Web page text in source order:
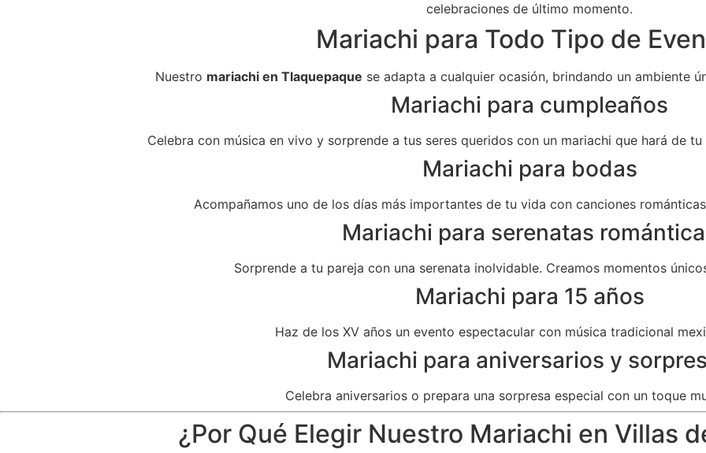
celebraciones de último momento.
Mariachi para Todo Tipo de
Nuestro mariachi en Tlaquepaque se adapta a cualquier ocasión, brindando un ambiente
Mariachi para cumpleaños
Celebra con música en vivo y sorprende a tus seres queridos con un mariachi que hará de
Mariachi para bodas
Acompañamos uno de los días más importantes de tu vida con canciones
Mariachi para serenatas
Sorprende a tu pareja con una serenata inolvidable. Creamos momentos
Mariachi para 15 años
Haz de los XV años un evento espectacular con música tradicional
Mariachi para aniversarios y
Celebra aniversarios o prepara una sorpresa especial con un toque
¿Por Qué Elegir Nuestro Mariachi en Villas